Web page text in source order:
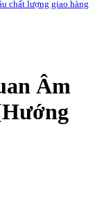
chất lượng giao hàng
Âm